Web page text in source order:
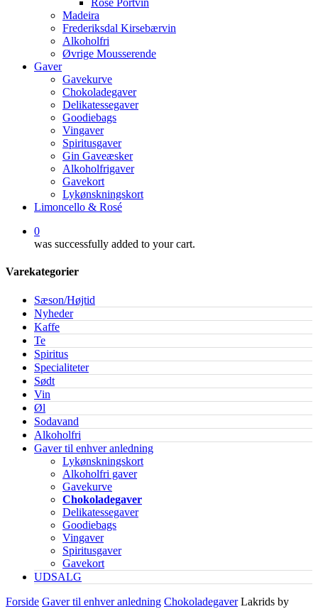
Rosé Portvin
Madeira
Frederiksdal Kirsebærvin
Alkoholfri
Øvrige Mousserende
Gaver
Gavekurve
Chokoladegaver
Delikatessegaver
Goodiebags
Vingaver
Spiritusgaver
Gin Gaveæsker
Alkoholfrigaver
Gavekort
Lykønskningskort
Limoncello & Rosé
0
was successfully added to your cart.
Varekategorier
Sæson/Højtid
Nyheder
Kaffe
Te
Spiritus
Specialiteter
Sødt
Vin
Øl
Sodavand
Alkoholfri
Gaver til enhver anledning
Lykønskningskort
Alkoholfri gaver
Gavekurve
Chokoladegaver
Delikatessegaver
Goodiebags
Vingaver
Spiritusgaver
Gavekort
UDSALG
Forside Gaver til enhver anledning Chokoladegaver Lakrids by